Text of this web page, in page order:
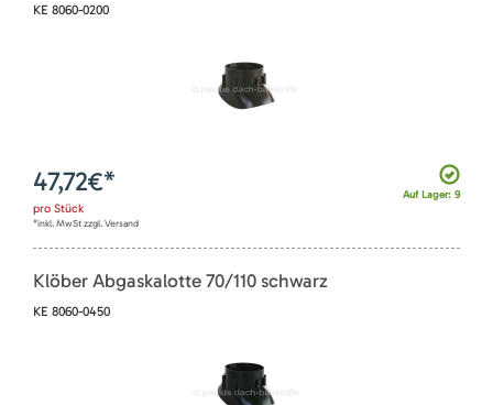
KE 8060-0200
Auf Lager: 9
47,72€*
pro Stück
*inkl. MwSt zzgl. Versand
Klöber Abgaskalotte 70/110 schwarz
KE 8060-0450